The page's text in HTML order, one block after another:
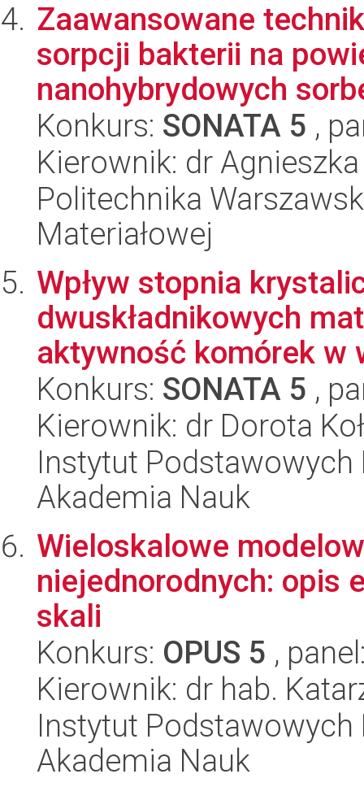
Zaawansowane
sorpcji bakterii na
nanohybrydowych
Konkurs: SONATA 5 ,
Kierownik: dr
Politechnika
Materiałowej
Wpływ stopnia
dwuskładnikowych
aktywność komórek w
Konkurs: SONATA 5 ,
Kierownik: dr Dorota
Instytut
Akademia Nauk
Wieloskalowe
niejednorodnych: opis
skali
Konkurs: OPUS 5 ,
Kierownik: dr hab.
Instytut
Akademia Nauk